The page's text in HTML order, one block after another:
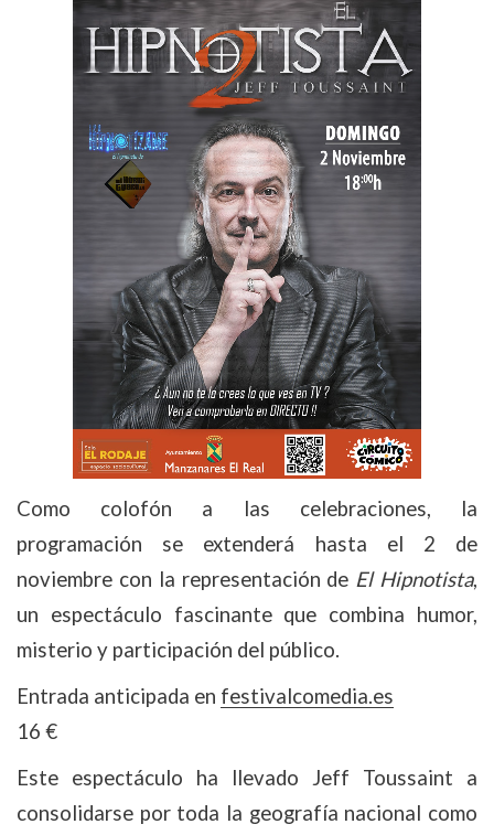
Como colofón a las celebraciones, la
programación se extenderá hasta el 2 de
noviembre con la representación de El Hipnotista,
un espectáculo fascinante que combina humor,
misterio y participación del público.
Entrada anticipada en festivalcomedia.es
16 €
Este espectáculo ha llevado Jeff Toussaint a
consolidarse por toda la geografía nacional como